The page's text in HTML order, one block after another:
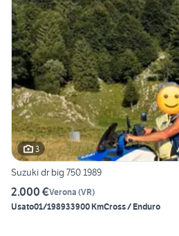
3
Suzuki dr big 750 1989
2.000 €Verona (VR)
Usato01/198933900 KmCross / Enduro